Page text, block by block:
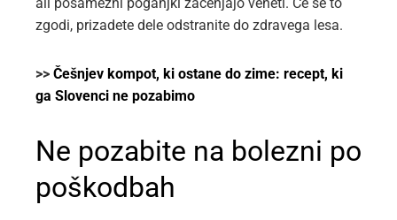
zgodi, prizadete dele odstranite do zdravega lesa.
>> Češnjev kompot, ki ostane do zime: recept, ki
ga Slovenci ne pozabimo
Ne pozabite na bolezni po
poškodbah